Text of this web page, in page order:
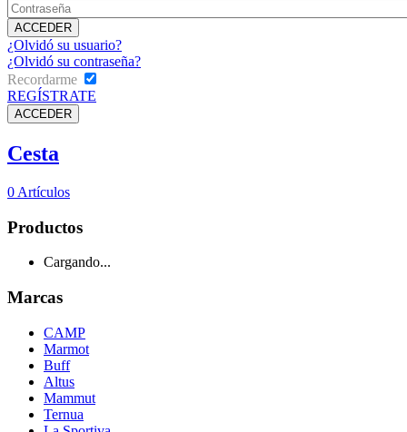
¿Olvidó su usuario?
¿Olvidó su contraseña?
Recordarme
REGÍSTRATE
Cesta
0 Artículos
Productos
Cargando...
Marcas
CAMP
Marmot
Buff
Altus
Mammut
Ternua